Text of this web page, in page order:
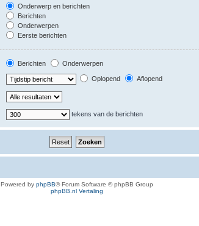
Onderwerp en berichten
Berichten
Onderwerpen
Eerste berichten
Berichten
Onderwerpen
Oplopend Aflopend
tekens van de berichten
Powered by phpBB® Forum Software © phpBB Group
phpBB.nl Vertaling